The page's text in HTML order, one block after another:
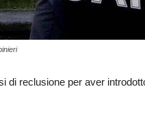
di reclusione per aver